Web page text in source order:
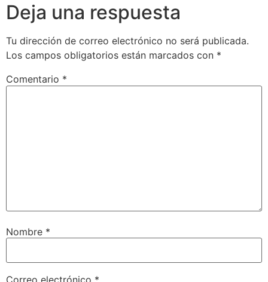
Deja una respuesta
Tu dirección de correo electrónico no será publicada.
Los campos obligatorios están marcados con *
Comentario *
Nombre *
Correo electrónico *